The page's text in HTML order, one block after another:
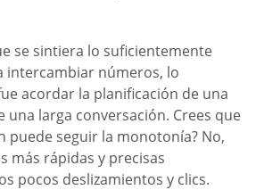
se sintiera lo suficientemente
intercambiar números, lo
acordar la planificación de una
una larga conversación. Crees que
puede seguir la monotonía? No,
más rápidas y precisas
pocos deslizamientos y clics.